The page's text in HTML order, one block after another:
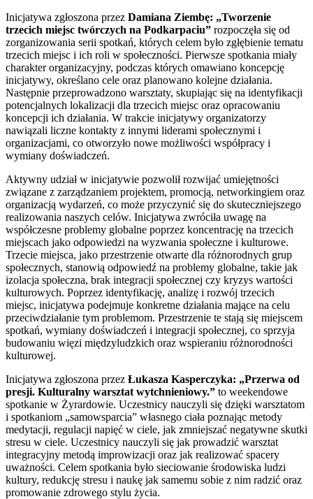
Inicjatywa zgłoszona przez Damiana Ziembę: „Tworzenie
trzecich miejsc twórczych na Podkarpaciu” rozpoczęła się od
zorganizowania serii spotkań, których celem było zgłębienie tematu
trzecich miejsc i ich roli w społeczności. Pierwsze spotkania miały
charakter organizacyjny, podczas których omawiano koncepcję
inicjatywy, określano cele oraz planowano kolejne działania.
Następnie przeprowadzono warsztaty, skupiając się na identyfikacji
potencjalnych lokalizacji dla trzecich miejsc oraz opracowaniu
koncepcji ich działania. W trakcie inicjatywy organizatorzy
nawiązali liczne kontakty z innymi liderami społecznymi i
organizacjami, co otworzyło nowe możliwości współpracy i
wymiany doświadczeń.
Aktywny udział w inicjatywie pozwolił rozwijać umiejętności
związane z zarządzaniem projektem, promocją, networkingiem oraz
organizacją wydarzeń, co może przyczynić się do skuteczniejszego
realizowania naszych celów. Inicjatywa zwróciła uwagę na
współczesne problemy globalne poprzez koncentrację na trzecich
miejscach jako odpowiedzi na wyzwania społeczne i kulturowe.
Trzecie miejsca, jako przestrzenie otwarte dla różnorodnych grup
społecznych, stanowią odpowiedź na problemy globalne, takie jak
izolacja społeczna, brak integracji społecznej czy kryzys wartości
kulturowych. Poprzez identyfikację, analizę i rozwój trzecich
miejsc, inicjatywa podejmuje konkretne działania mające na celu
przeciwdziałanie tym problemom. Przestrzenie te stają się miejscem
spotkań, wymiany doświadczeń i integracji społecznej, co sprzyja
budowaniu więzi międzyludzkich oraz wspieraniu różnorodności
kulturowej.
Inicjatywa zgłoszona przez Łukasza Kasperczyka: „Przerwa od
presji. Kulturalny warsztat wytchnieniowy.” to weekendowe
spotkanie w Żyrardowie. Uczestnicy nauczyli się dzięki warsztatom
i spotkaniom „samowsparcia” własnego ciała poznając metody
medytacji, regulacji napięć w ciele, jak zmniejszać negatywne skutki
stresu w ciele. Uczestnicy nauczyli się jak prowadzić warsztat
integracyjny metodą improwizacji oraz jak realizować spacery
uważności. Celem spotkania było sieciowanie środowiska ludzi
kultury, redukcję stresu i naukę jak samemu sobie z nim radzić oraz
promowanie zdrowego stylu życia.